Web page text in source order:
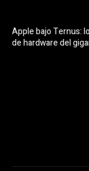
Apple bajo Ternus:
de hardware del